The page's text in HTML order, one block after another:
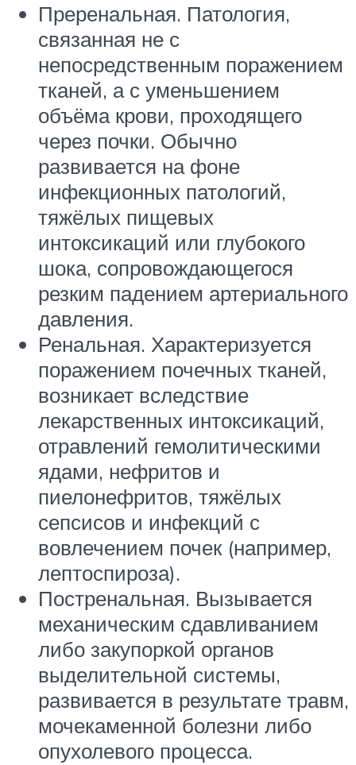
Преренальная. Патология,
связанная не с
непосредственным поражением
тканей, а с уменьшением
объёма крови, проходящего
через почки. Обычно
развивается на фоне
инфекционных патологий,
тяжёлых пищевых
интоксикаций или глубокого
шока, сопровождающегося
резким падением артериального
давления.
Ренальная. Характеризуется
поражением почечных тканей,
возникает вследствие
лекарственных интоксикаций,
отравлений гемолитическими
ядами, нефритов и
пиелонефритов, тяжёлых
сепсисов и инфекций с
вовлечением почек (например,
лептоспироза).
Постренальная. Вызывается
механическим сдавливанием
либо закупоркой органов
выделительной системы,
развивается в результате травм,
мочекаменной болезни либо
опухолевого процесса.